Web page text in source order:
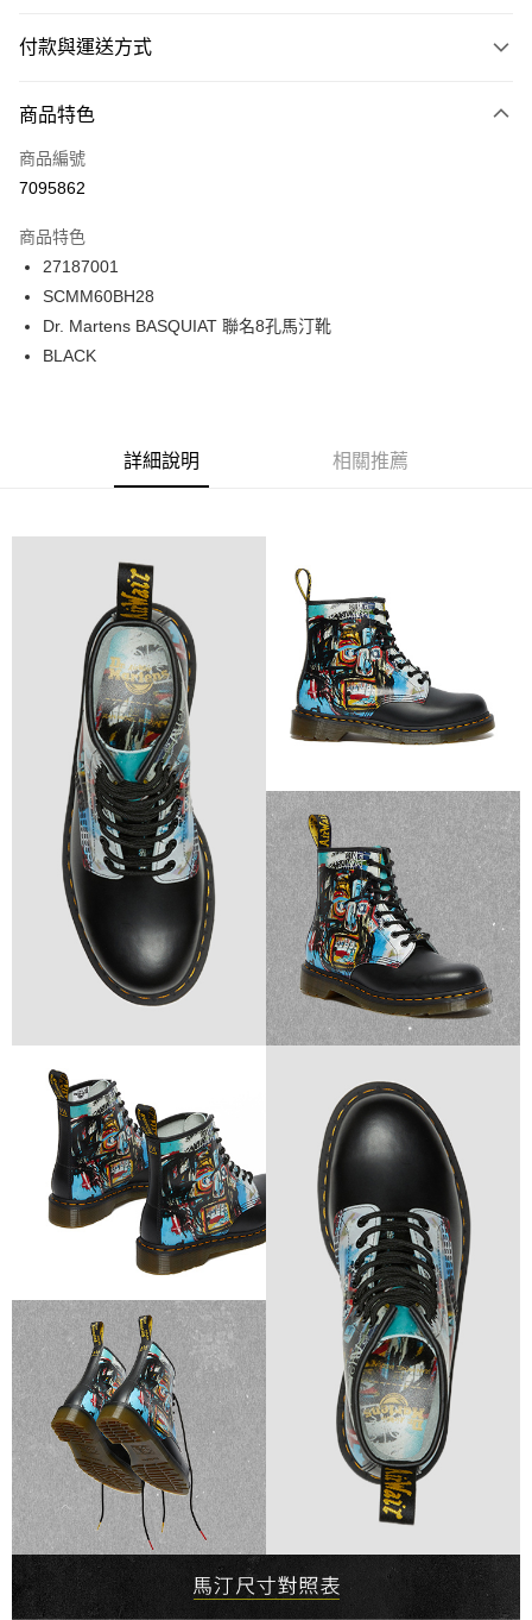
付款與運送方式
信用卡一次付款
ATM付款
運送方式
宅配
每筆NT$120
商品特色
商品編號
7095862
商品特色
27187001
SCMM60BH28
Dr. Martens BASQUIAT 聯名8孔馬汀靴
BLACK
詳細說明 相關推薦